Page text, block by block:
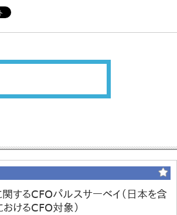
するCFOパルスサーベイ（日本を含
けるCFO対象）